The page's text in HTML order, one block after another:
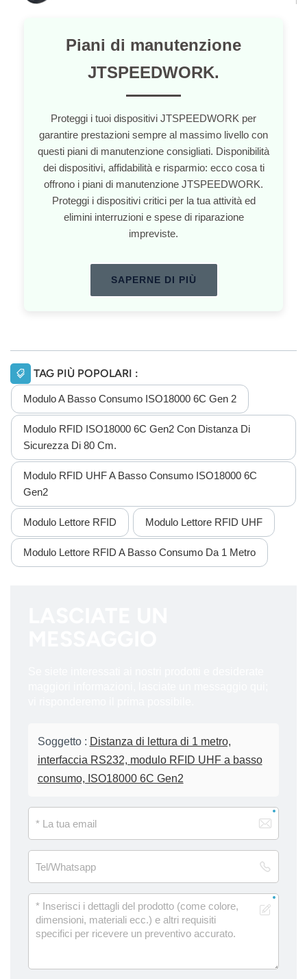
Piani di manutenzione
JTSPEEDWORK.
Proteggi i tuoi dispositivi JTSPEEDWORK per
garantire prestazioni sempre al massimo livello con
questi piani di manutenzione consigliati. Disponibilità
dei dispositivi, affidabilità e risparmio: ecco cosa ti
offrono i piani di manutenzione JTSPEEDWORK.
Proteggi i dispositivi critici per la tua attività ed
elimini interruzioni e spese di riparazione
impreviste.
SAPERNE DI PIÙ
TAG PIÙ POPOLARI :
Modulo A Basso Consumo ISO18000 6C Gen 2
Modulo RFID ISO18000 6C Gen2 Con Distanza Di
Sicurezza Di 80 Cm.
Modulo RFID UHF A Basso Consumo ISO18000 6C
Gen2
Modulo Lettore RFID Modulo Lettore RFID UHF
Modulo Lettore RFID A Basso Consumo Da 1 Metro
Soggetto : Distanza di lettura di 1 metro,
interfaccia RS232, modulo RFID UHF a basso
consumo, ISO18000 6C Gen2